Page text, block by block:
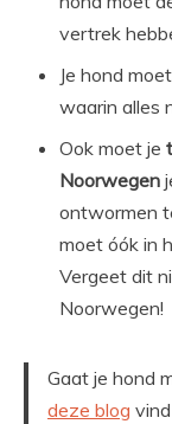
vertrek
Je hond
waarin alles
Ook moet je
Noorwegen
ontwormen
moet óók in
Vergeet dit
Noorwegen!
Gaat je hond
deze blog